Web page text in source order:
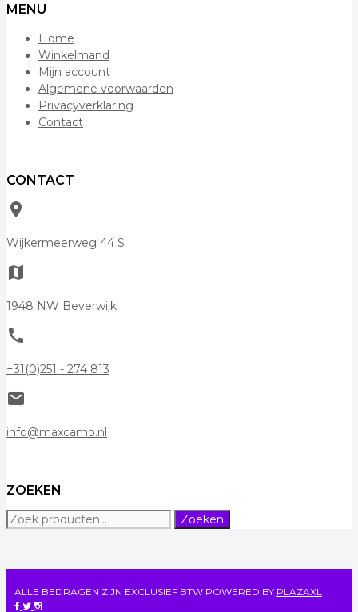
MENU
Home
Winkelmand
Mijn account
Algemene voorwaarden
Privacyverklaring
Contact
CONTACT
room
Wijkermeerweg 44 S
map
1948 NW Beverwijk
call
+31(0)251 - 274 813
mail
info@maxcamo.nl
ZOEKEN
Zoeken
naar:
Zoeken
ALLE BEDRAGEN ZIJN EXCLUSIEF BTW POWERED BY PLAZAXL